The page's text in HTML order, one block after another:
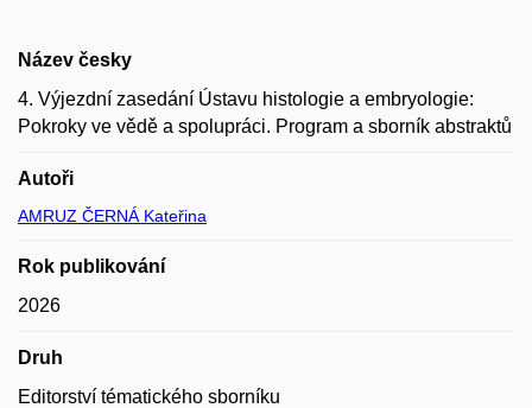
Název česky
4. Výjezdní zasedání Ústavu histologie a embryologie:
Pokroky ve vědě a spolupráci. Program a sborník abstraktů
Autoři
AMRUZ ČERNÁ Kateřina
Rok publikování
2026
Druh
Editorství tématického sborníku